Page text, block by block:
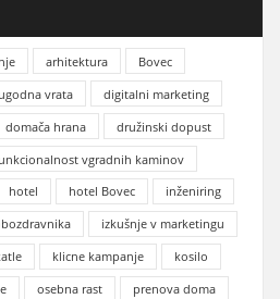
arhitektura
Bovec
vrata
digitalni marketing
domača hrana
družinski dopust
vgradnih kaminov
hotel hotel Bovec
inženiring
izkušnje v marketingu
klicne kampanje
kosilo
osebna rast
prenova doma